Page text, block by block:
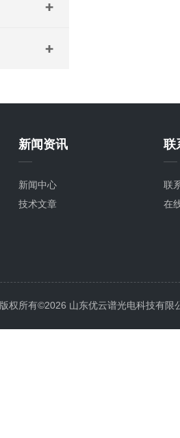
新闻资讯
新闻中心
技术文章
联
联
在
版权所有©2026 山东优云谱光电科技有